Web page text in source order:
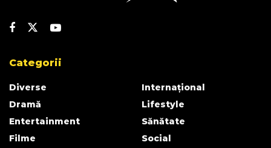
Categorii
Diverse
Dramă
Entertainment
Filme
Internațional
Lifestyle
Sănătate
Social